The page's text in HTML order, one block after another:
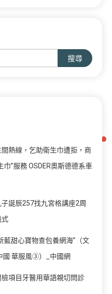
搜尋
熱線，乞助衛生巾遭拒，商
”服務 OSDER奧斯德德系車
誕辰257找九宮格講座2周
式
藍甜心寶物查包養網海”（文
國·華服風③）_中國網
項目牙醫用華語親切問診